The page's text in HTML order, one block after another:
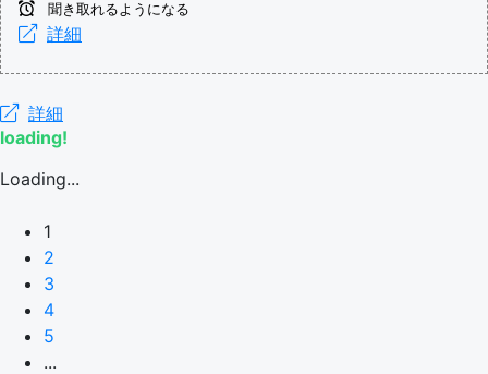
聞き取れるようになる
詳細
詳細
loading!
Loading...
1
2
3
4
5
...